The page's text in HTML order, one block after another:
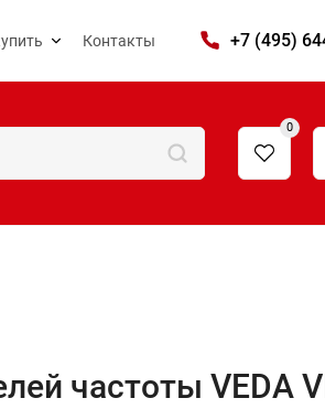
Контакты +7 (495)
0
частоты VEDA